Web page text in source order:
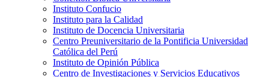
Instituto Confucio
Instituto para la Calidad
Instituto de Docencia Universitaria
Centro Preuniversitario de la Pontificia Universidad
Católica del Perú
Instituto de Opinión Pública
Centro de Investigaciones y Servicios Educativos